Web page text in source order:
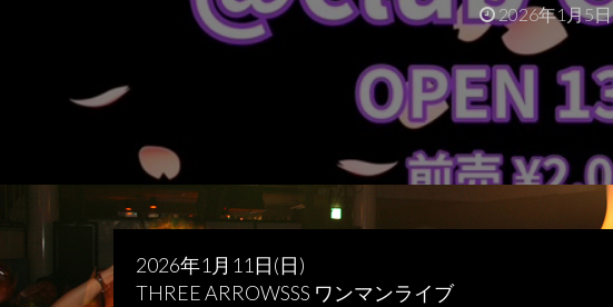
2026年1月5日
2026年1月11日(日)
THREE ARROWSSS ワンマンライブ